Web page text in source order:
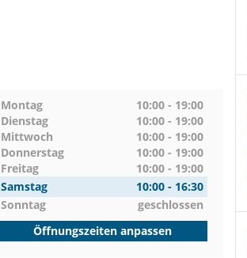
Montag
10:00 - 19:00
Dienstag
10:00 - 19:00
Mittwoch
10:00 - 19:00
Donnerstag
10:00 - 19:00
Freitag
10:00 - 19:00
Samstag
10:00 - 16:30
Sonntag
geschlossen
Öffnungszeiten anpassen